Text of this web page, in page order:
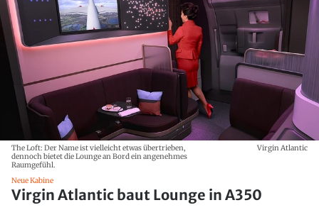
The Loft: Der Name ist vielleicht etwas übertrieben,
dennoch bietet die Lounge an Bord ein angenehmes
Raumgefühl.
Virgin Atlantic
Neue Kabine
Virgin Atlantic baut Lounge in A350